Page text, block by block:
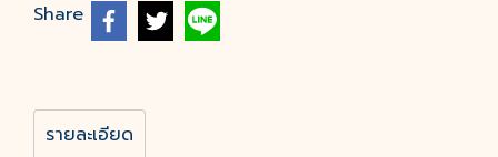
Share
รายละเอียด